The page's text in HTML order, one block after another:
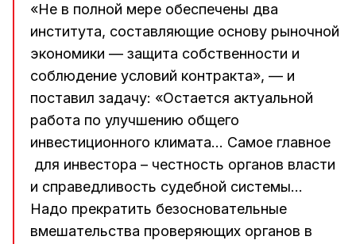
«Не в полной мере обеспечены два
института, составляющие основу рыночной
экономики — защита собственности и
соблюдение условий контракта», — и
поставил задачу: «Остается актуальной
работа по улучшению общего
инвестиционного климата… Самое главное
для инвестора – честность органов власти
и справедливость судебной системы…
Надо прекратить безосновательные
вмешательства проверяющих органов в